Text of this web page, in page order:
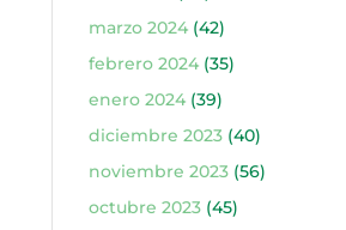
marzo 2024(42)
febrero 2024(35)
enero 2024(39)
diciembre 2023(40)
noviembre 2023(56)
octubre 2023(45)